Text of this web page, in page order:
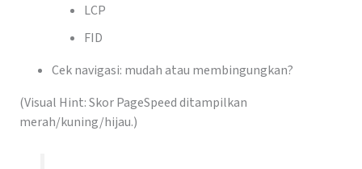
LCP
FID
Cek navigasi: mudah atau membingungkan?
(Visual Hint: Skor PageSpeed ditampilkan
merah/kuning/hijau.)